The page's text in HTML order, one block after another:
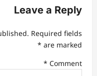
v
g
t
Leave a Reply
Required fields
are marked
*
Comment
*